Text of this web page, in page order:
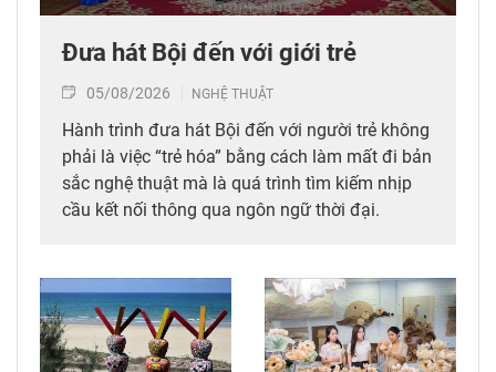
Đưa hát Bội đến với giới trẻ
05/08/2026 NGHỆ THUẬT
Hành trình đưa hát Bội đến với người trẻ không
phải là việc “trẻ hóa” bằng cách làm mất đi bản
sắc nghệ thuật mà là quá trình tìm kiếm nhịp
cầu kết nối thông qua ngôn ngữ thời đại.